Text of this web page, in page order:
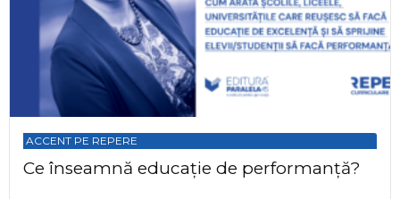
ACCENT PE REPERE
Ce înseamnă educație de performanță?